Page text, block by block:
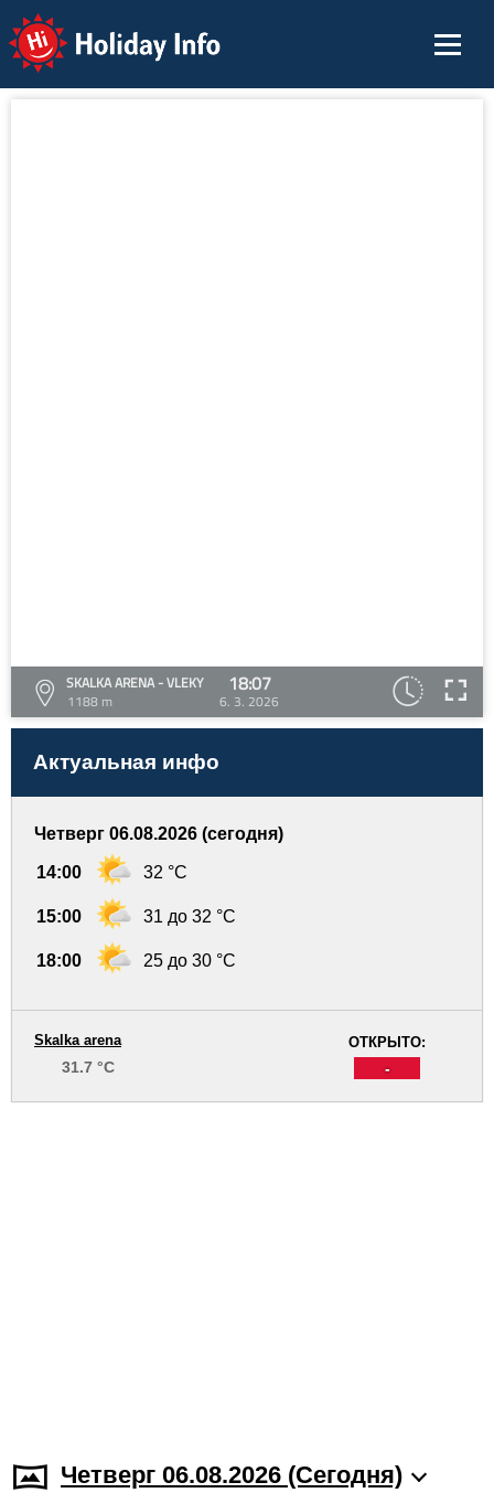
Holiday Info
SKALKA ARENA - VLEKY
1188 m
18:07
6. 3. 2026
Актуальная инфо
Четверг 06.08.2026 (сегодня)
14:00 32 °C
15:00 31 до 32 °C
18:00 25 до 30 °C
ОТКРЫТО:
-
Skalka arena
31.7 °C
Четверг 06.08.2026 (Cегодня)